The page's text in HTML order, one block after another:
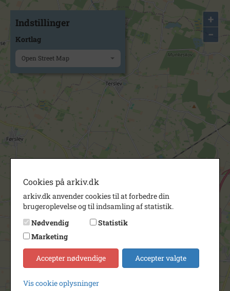
+
−
Indstillinger
Kortlag
Open Street Map
Cookies på arkiv.dk
arkiv.dk anvender cookies til at forbedre din
brugeroplevelse og til indsamling af statistik.
Nødvendig
Statistik
Marketing
Accepter nødvendige Accepter valgte
Vis cookie oplysninger